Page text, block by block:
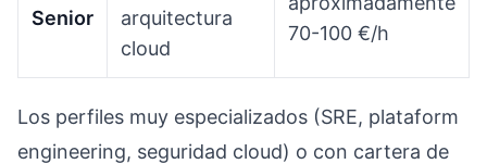
Senior
arquitectura
cloud
70-100 €/h
Los perfiles muy especializados (SRE, plataform
engineering, seguridad cloud) o con cartera de